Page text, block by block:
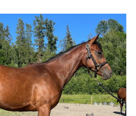
Åringer 2020
Åringer 2019
Åringer 2018
Åringer 2017
Åringer 2016
Åringer 2015
Føll 2026